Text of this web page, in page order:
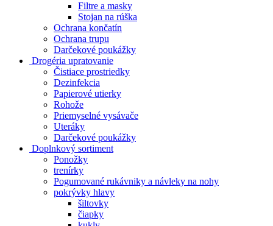
Filtre a masky
Stojan na rúška
Ochrana končatín
Ochrana trupu
Darčekové poukážky
Drogéria upratovanie
Čistiace prostriedky
Dezinfekcia
Papierové utierky
Rohože
Priemyselné vysávače
Uteráky
Darčekové poukážky
Doplnkový sortiment
Ponožky
trenírky
Pogumované rukávniky a návleky na nohy
pokrývky hlavy
šiltovky
čiapky